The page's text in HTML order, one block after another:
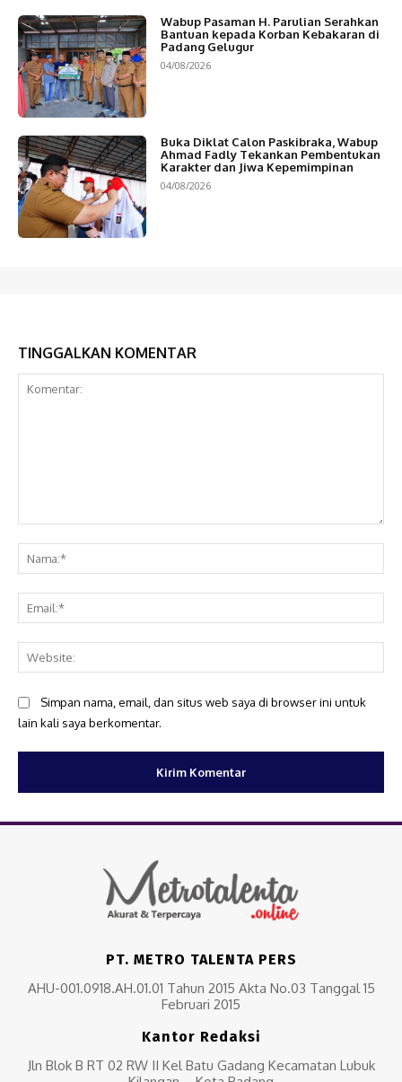
Wabup Pasaman H. Parulian Serahkan
Bantuan kepada Korban Kebakaran di
Padang Gelugur
04/08/2026
Buka Diklat Calon Paskibraka, Wabup
Ahmad Fadly Tekankan Pembentukan
Karakter dan Jiwa Kepemimpinan
04/08/2026
TINGGALKAN KOMENTAR
Simpan nama, email, dan situs web saya di browser ini untuk
lain kali saya berkomentar.
PT. METRO TALENTA PERS
AHU-001.0918.AH.01.01 Tahun 2015 Akta No.03 Tanggal 15
Februari 2015
Kantor Redaksi
Jln Blok B RT 02 RW II Kel Batu Gadang Kecamatan Lubuk